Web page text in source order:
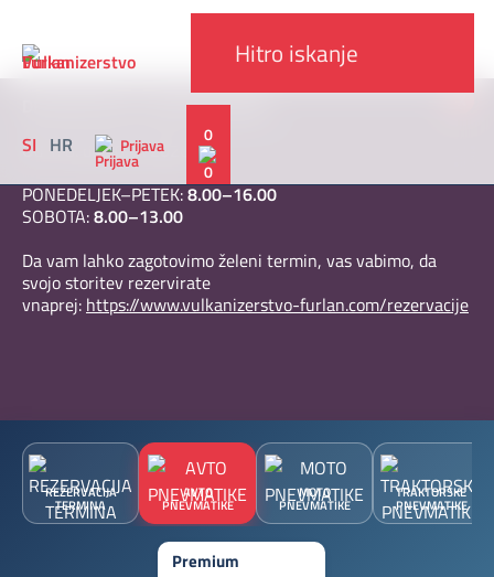
SI HR Prijava 0
DELOVNI ČAS V AVGUSTU 2026
Od 1. 8. do 30. 8. 2026
PONEDELJEK–PETEK:8.00–16.00
SOBOTA:8.00–13.00
Da vam lahko zagotovimo želeni termin, vas vabimo, da
svojo storitev rezervirate
vnaprej: https://www.vulkanizerstvo-furlan.com/rezervacije
x
REZERVACIJA
TERMINA
AVTO
PNEVMATIKE
MOTO
PNEVMATIKE
TRAKTORSKE
PNEVMATIKE